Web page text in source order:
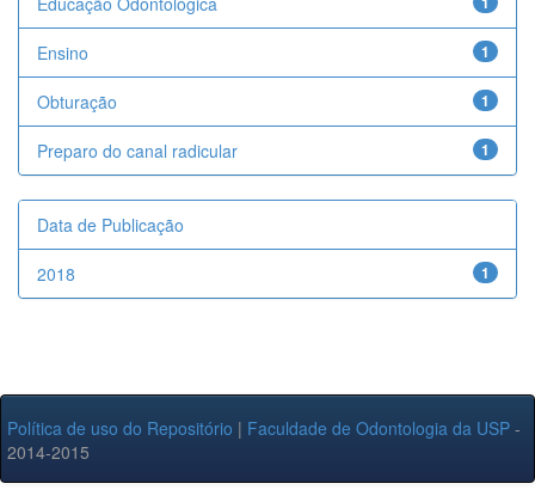
1
Ensino
1
Obturação
1
Preparo do canal radicular
Data de Publicação
1
2018
Política de uso do Repositório | Faculdade de Odontologia da USP -
2014-2015